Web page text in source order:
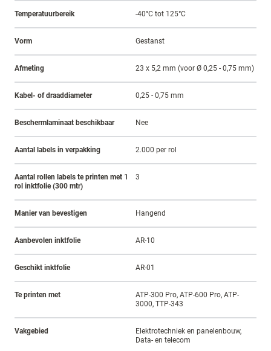
Temperatuurbereik -40°C tot 125°C
Vorm Gestanst
Afmeting 23 x 5,2 mm (voor Ø 0,25 - 0,75 mm)
Kabel- of draaddiameter 0,25 - 0,75 mm
Beschermlaminaat beschikbaar Nee
Aantal labels in verpakking 2.000 per rol
Aantal rollen labels te printen met 1
rol inktfolie (300 mtr)
3
Manier van bevestigen Hangend
Aanbevolen inktfolie AR-10
Geschikt inktfolie AR-01
Te printen met
ATP-300 Pro, ATP-600 Pro, ATP-
3000, TTP-343
Vakgebied
Elektrotechniek en panelenbouw,
Data- en telecom